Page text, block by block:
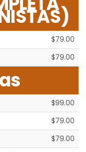
$79.00
$79.00
$99.00
$79.00
$79.00